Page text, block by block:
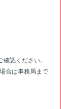
認ください。
合は事務局まで